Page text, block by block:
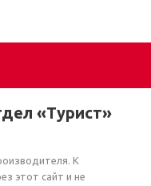
«Турист»
К
этот сайт и не